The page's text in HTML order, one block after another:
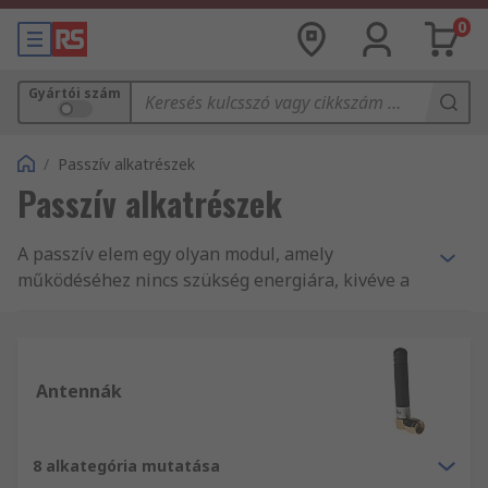
0
Gyártói szám
/ Passzív alkatrészek
Passzív alkatrészek
A passzív elem egy olyan modul, amely
működéséhez nincs szükség energiára, kivéve a
modul nem képes a teljesítményerősítésre, és
nem energiaforrás. Tipikus passzív alkatrészek
transzformátorok, amelyek együttesen bármely
elektromos vagy elektronikus áramkör
Antennák
8 alkategória mutatása